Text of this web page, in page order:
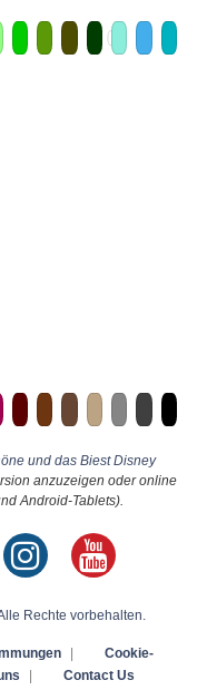
und das Biest Disney
anzuzeigen oder online
Android-Tablets).
Rechte vorbehalten.
Cookie-
Contact Us